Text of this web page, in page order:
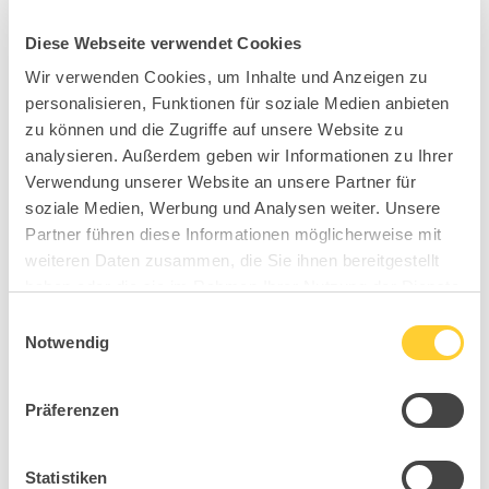
Diese Webseite verwendet Cookies
Wir verwenden Cookies, um Inhalte und Anzeigen zu
personalisieren, Funktionen für soziale Medien anbieten
zu können und die Zugriffe auf unsere Website zu
analysieren. Außerdem geben wir Informationen zu Ihrer
Verwendung unserer Website an unsere Partner für
soziale Medien, Werbung und Analysen weiter. Unsere
Partner führen diese Informationen möglicherweise mit
weiteren Daten zusammen, die Sie ihnen bereitgestellt
Notwendig
Präferenzen
Statistiken